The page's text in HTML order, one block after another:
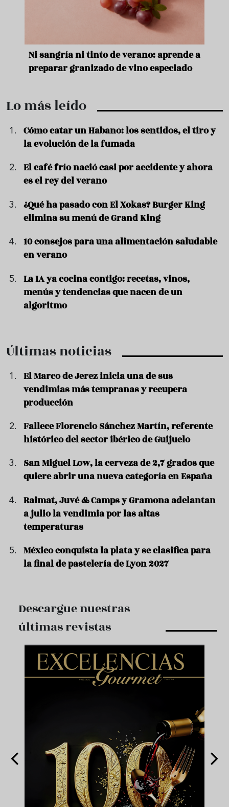
Ni sangría ni tinto de verano: aprende a
preparar granizado de vino especiado
Lo más leído
Cómo catar un Habano: los sentidos, el tiro y
la evolución de la fumada
El café frío nació casi por accidente y ahora
es el rey del verano
¿Qué ha pasado con El Xokas? Burger King
elimina su menú de Grand King
10 consejos para una alimentación saludable
en verano
La IA ya cocina contigo: recetas, vinos,
menús y tendencias que nacen de un
algoritmo
Últimas noticias
El Marco de Jerez inicia una de sus
vendimias más tempranas y recupera
producción
Fallece Florencio Sánchez Martín, referente
histórico del sector ibérico de Guijuelo
San Miguel Low, la cerveza de 2,7 grados que
quiere abrir una nueva categoría en España
Raimat, Juvé & Camps y Gramona adelantan
a julio la vendimia por las altas
temperaturas
México conquista la plata y se clasifica para
la final de pastelería de Lyon 2027
Descargue nuestras
últimas revistas